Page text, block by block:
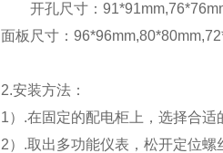
开孔尺寸：
面板尺寸：
2.安装方法：
1）.在固定的配电柜上，选择合适
2）.取出多功能仪表，松开定位螺